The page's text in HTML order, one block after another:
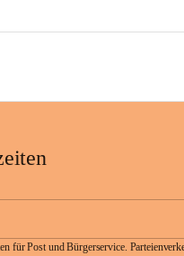
für Post und Bürgerservice.